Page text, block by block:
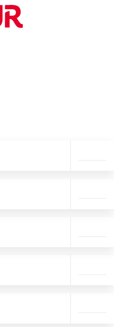
OFERTE DE NERATAT